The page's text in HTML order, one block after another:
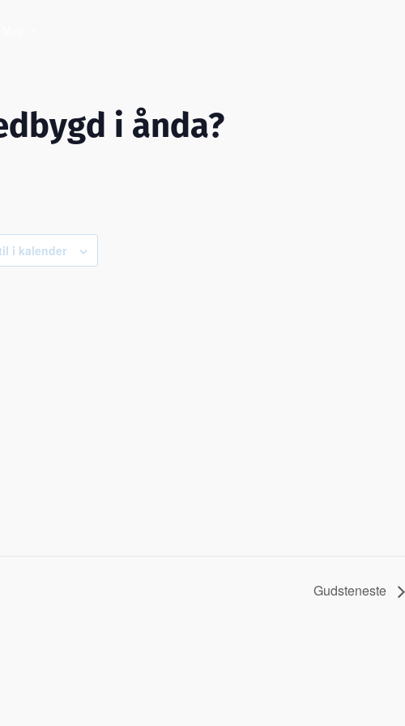
i ånda?
i kalender
Gudsteneste